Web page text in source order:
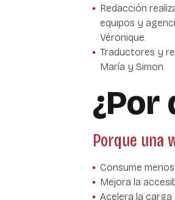
Redacción
equipos y
Véronique.
Traductores y
María y Simon.
¿Por
Porque una
Consume
Mejora la
Acelera la carga